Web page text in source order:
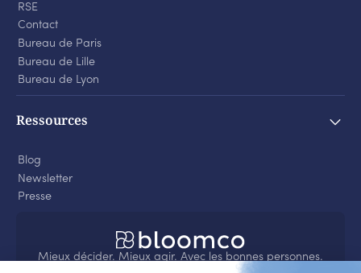
RSE
Contact
Bureau de Paris
Bureau de Lille
Bureau de Lyon
Ressources
Blog
Newsletter
Presse
Mieux décider. Mieux agir. Avec les bonnes personnes.